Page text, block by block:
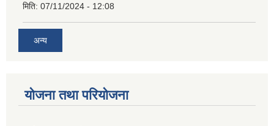
मिति: 07/11/2024 - 12:08
अन्य
योजना तथा परियोजना